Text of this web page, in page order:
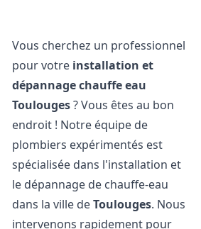
Vous cherchez un professionnel
pour votre installation et
dépannage chauffe eau
Toulouges? Vous êtes au bon
endroit ! Notre équipe de
plombiers expérimentés est
spécialisée dans l'installation et
le dépannage de chauffe-eau
dans la ville deToulouges. Nous
intervenons rapidement pour